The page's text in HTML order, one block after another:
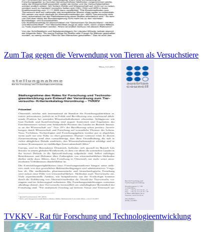
Zum Tag gegen die Verwendung von Tieren als Versuchstiere
TVKKV - Rat für Forschung und Technologieentwicklung